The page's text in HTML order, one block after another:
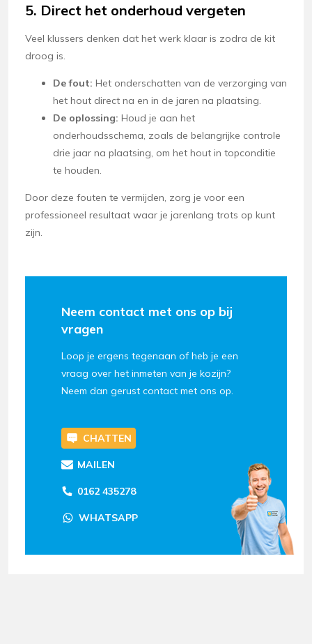
5. Direct het onderhoud vergeten
Veel klussers denken dat het werk klaar is zodra de kit
droog is.
De fout: Het onderschatten van de verzorging van
het hout direct na en in de jaren na plaatsing.
De oplossing: Houd je aan het
onderhoudsschema, zoals de belangrijke controle
drie jaar na plaatsing, om het hout in topconditie
te houden.
Door deze fouten te vermijden, zorg je voor een
professioneel resultaat waar je jarenlang trots op kunt
zijn.
Neem contact met ons op bij
vragen
Loop je ergens tegenaan of heb je een
vraag over het inmeten van je kozijn?
Neem dan gerust contact met ons op.
CHATTEN
MAILEN
0162 435278
WHATSAPP